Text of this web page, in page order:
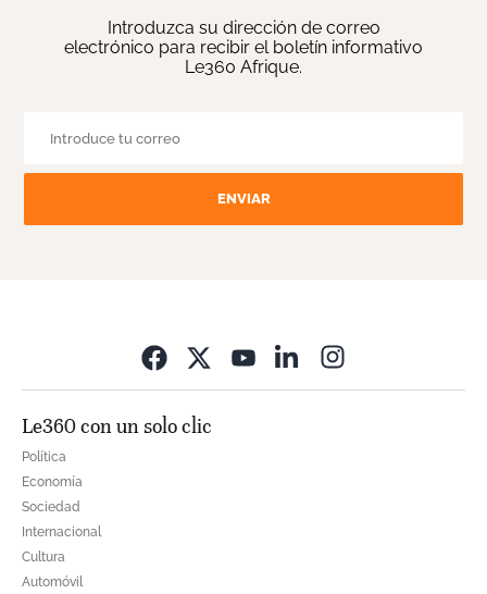
Introduzca su dirección de correo
electrónico para recibir el boletín informativo
Le360 Afrique.
ENVIAR
Le360 con un solo clic
Política
Economía
Sociedad
Internacional
Cultura
Automóvil